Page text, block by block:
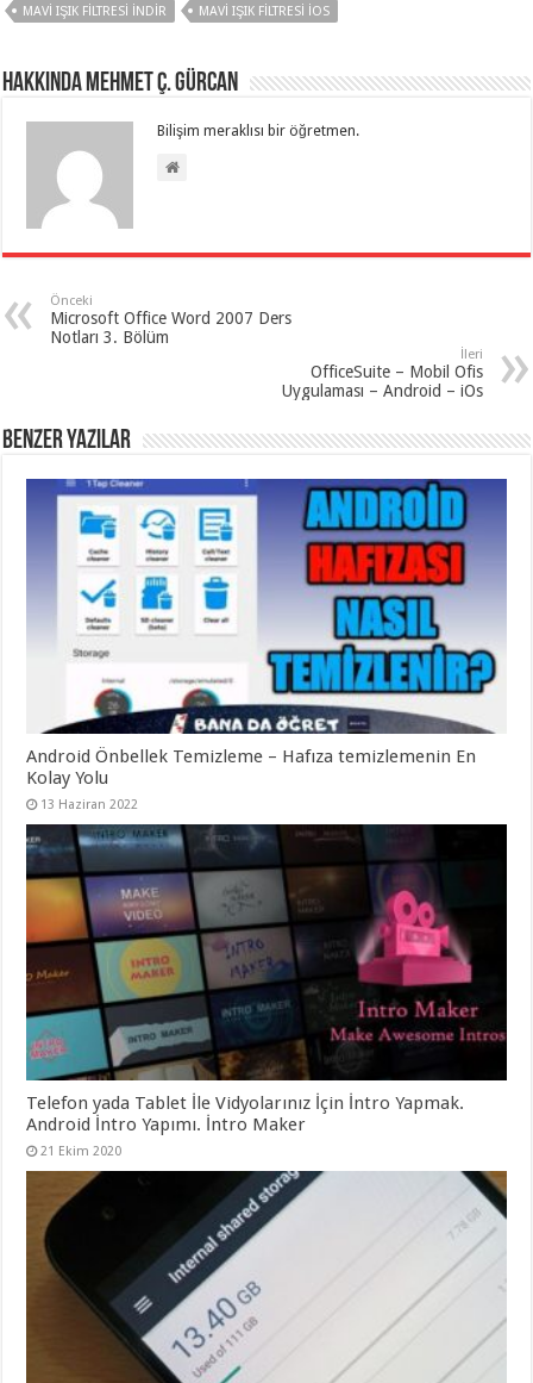
MAVI IŞIK FILTRESI INDIR
MAVI IŞIK FILTRESI IOS
Hakkında Mehmet Ç. Gürcan
Bilişim meraklısı bir öğretmen.
Önceki
Microsoft Office Word 2007 Ders
Notları 3. Bölüm
İleri
OfficeSuite – Mobil Ofis
Uygulaması – Android – iOs
Benzer Yazılar
Android Önbellek Temizleme – Hafıza temizlemenin En
Kolay Yolu
13 Haziran 2022
Telefon yada Tablet İle Vidyolarınız İçin İntro Yapmak.
Android İntro Yapımı. İntro Maker
21 Ekim 2020